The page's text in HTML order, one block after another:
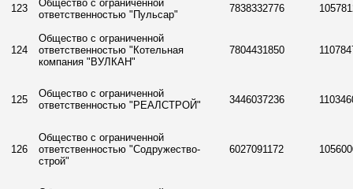
123
Общество с ограниченной
ответственностью "Пульсар"
7838332776
124
Общество с ограниченной
ответственностью "Котельная
компания "ВУЛКАН"
7804431850
125
Общество с ограниченной
ответственностью "РЕАЛСТРОЙ"
3446037236
126
Общество с ограниченной
ответственностью "Содружество-
строй"
6027091172